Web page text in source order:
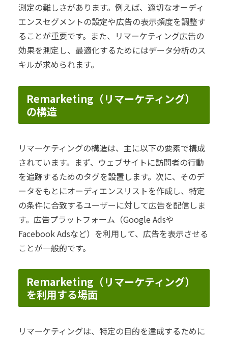
測定の難しさがあります。例えば、適切なオーディ
エンスセグメントの設定や広告の表示頻度を調整す
ることが重要です。また、リマーケティング広告の
効果を測定し、最適化するためにはデータ分析のス
キルが求められます。
Remarketing（リマーケティング）
の構造
リマーケティングの構造は、主に以下の要素で構成
されています。まず、ウェブサイトに訪問者の行動
を追跡するためのタグを設置します。次に、そのデ
ータをもとにオーディエンスリストを作成し、特定
の条件に合致するユーザーに対して広告を配信しま
す。広告プラットフォーム（Google Adsや
Facebook Adsなど）を利用して、広告を表示させる
ことが一般的です。
Remarketing（リマーケティング）
を利用する場面
リマーケティングは、特定の目的を達成するために